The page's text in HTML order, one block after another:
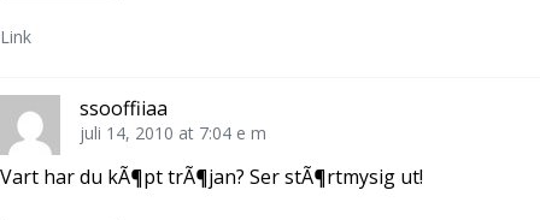
Link
ssooffiiaa
juli 14, 2010 at 7:04 e m
Vart har du kÃ¶pt trÃ¶jan? Ser stÃ¶rtmysig ut!